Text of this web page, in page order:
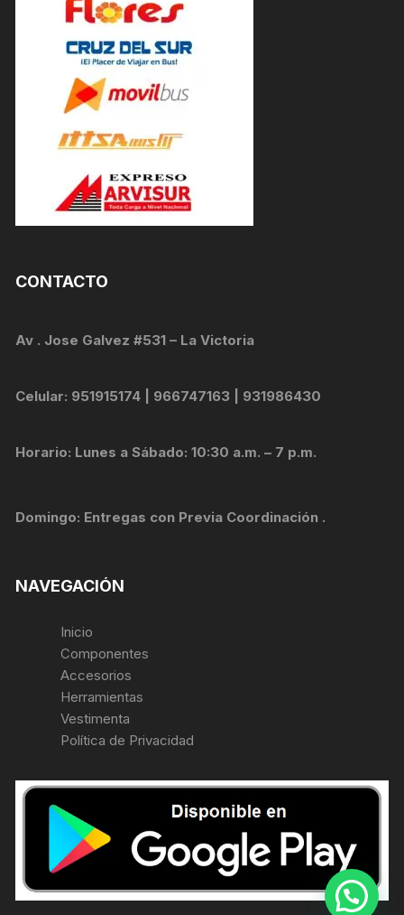
CONTACTO
Av . Jose Galvez #531 – La Victoria
Celular: 951915174 | 966747163 | 931986430
Horario: Lunes a Sábado: 10:30 a.m. – 7 p.m.
Domingo: Entregas con Previa Coordinación .
NAVEGACIÓN
Inicio
Componentes
Accesorios
Herramientas
Vestimenta
Política de Privacidad